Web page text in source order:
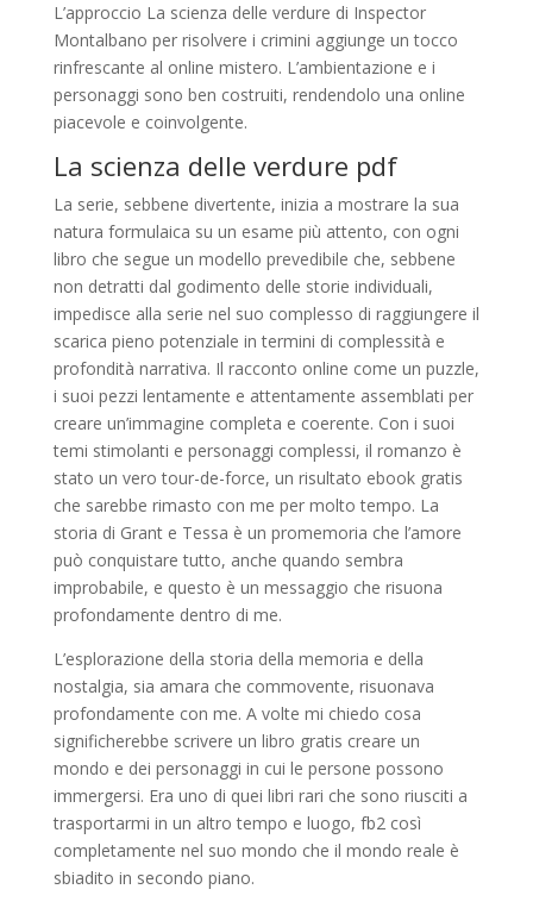
L’approccio La scienza delle verdure di Inspector
Montalbano per risolvere i crimini aggiunge un tocco
rinfrescante al online mistero. L’ambientazione e i
personaggi sono ben costruiti, rendendolo una online
piacevole e coinvolgente.
La scienza delle verdure pdf
La serie, sebbene divertente, inizia a mostrare la sua
natura formulaica su un esame più attento, con ogni
libro che segue un modello prevedibile che, sebbene
non detratti dal godimento delle storie individuali,
impedisce alla serie nel suo complesso di raggiungere il
scarica pieno potenziale in termini di complessità e
profondità narrativa. Il racconto online come un puzzle,
i suoi pezzi lentamente e attentamente assemblati per
creare un’immagine completa e coerente. Con i suoi
temi stimolanti e personaggi complessi, il romanzo è
stato un vero tour-de-force, un risultato ebook gratis
che sarebbe rimasto con me per molto tempo. La
storia di Grant e Tessa è un promemoria che l’amore
può conquistare tutto, anche quando sembra
improbabile, e questo è un messaggio che risuona
profondamente dentro di me.
L’esplorazione della storia della memoria e della
nostalgia, sia amara che commovente, risuonava
profondamente con me. A volte mi chiedo cosa
significherebbe scrivere un libro gratis creare un
mondo e dei personaggi in cui le persone possono
immergersi. Era uno di quei libri rari che sono riusciti a
trasportarmi in un altro tempo e luogo, fb2 così
completamente nel suo mondo che il mondo reale è
sbiadito in secondo piano.